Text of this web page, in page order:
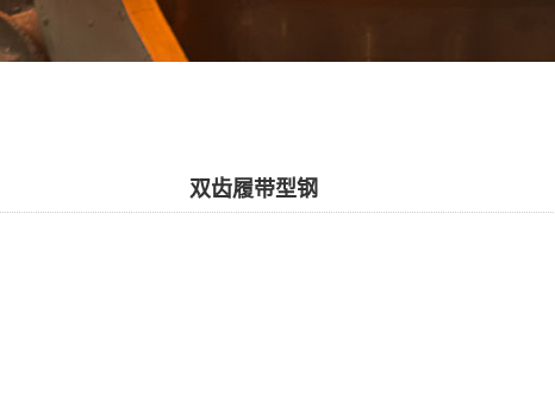
双齿履带型钢